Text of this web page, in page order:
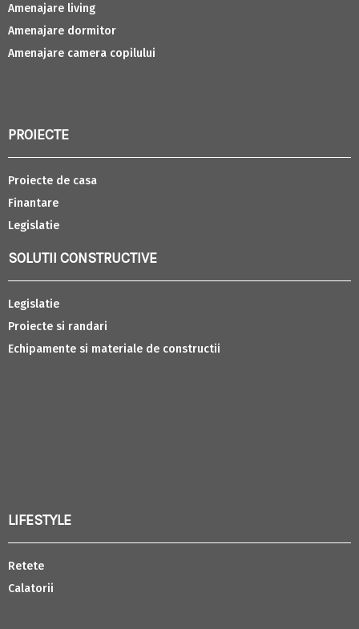
Amenajare living
Amenajare dormitor
Amenajare camera copilului
PROIECTE
Proiecte de casa
Finantare
Legislatie
SOLUTII CONSTRUCTIVE
Legislatie
Proiecte si randari
Echipamente si materiale de constructii
LIFESTYLE
Retete
Calatorii